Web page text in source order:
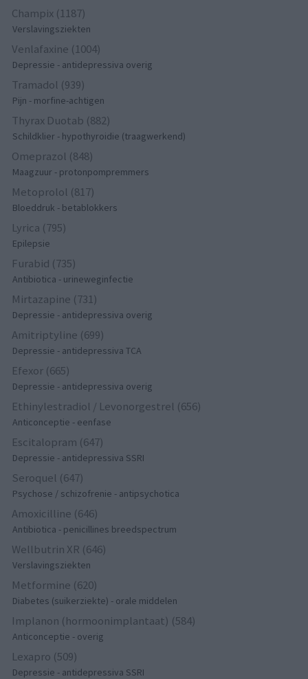
Champix (1187)
Verslavingsziekten
Venlafaxine (1004)
Depressie - antidepressiva overig
Tramadol (939)
Pijn - morfine-achtigen
Thyrax Duotab (882)
Schildklier - hypothyroidie (traagwerkend)
Omeprazol (848)
Maagzuur - protonpompremmers
Metoprolol (817)
Bloeddruk - betablokkers
Lyrica (795)
Epilepsie
Furabid (735)
Antibiotica - urineweginfectie
Mirtazapine (731)
Depressie - antidepressiva overig
Amitriptyline (699)
Depressie - antidepressiva TCA
Efexor (665)
Depressie - antidepressiva overig
Ethinylestradiol / Levonorgestrel (656)
Anticonceptie - eenfase
Escitalopram (647)
Depressie - antidepressiva SSRI
Seroquel (647)
Psychose / schizofrenie - antipsychotica
Amoxicilline (646)
Antibiotica - penicillines breedspectrum
Wellbutrin XR (646)
Verslavingsziekten
Metformine (620)
Diabetes (suikerziekte) - orale middelen
Implanon (hormoonimplantaat) (584)
Anticonceptie - overig
Lexapro (509)
Depressie - antidepressiva SSRI